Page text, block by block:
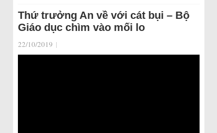
Thứ trưởng An về với cát bụi – Bộ
Giáo dục chìm vào mối lo
22/10/2019 |